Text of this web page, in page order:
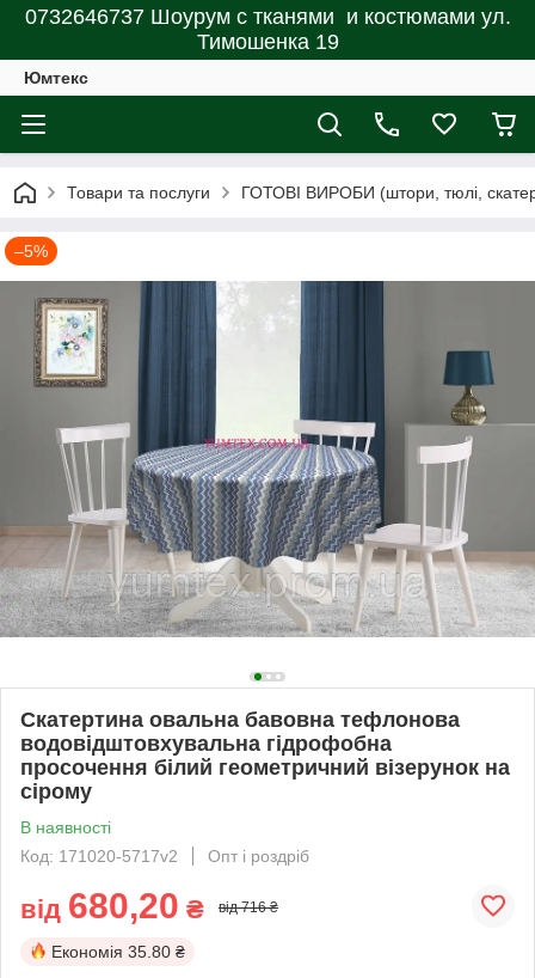
0732646737 Шоурум с тканями и костюмами ул.
Тимошенка 19
Юмтекс
Товари та послуги ГОТОВІ ВИРОБИ (штори, тюлі,
–5%
Скатертина овальна бавовна тефлонова
водовідштовхувальна гідрофобна
просочення білий геометричний візерунок на
сірому
В наявності
Код: 171020-5717v2
Опт і роздріб
від 680,20 ₴ від 716 ₴
Економія 35.80 ₴